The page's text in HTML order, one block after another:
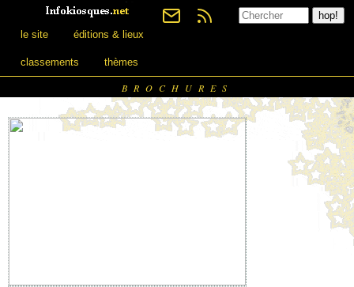
le site éditions & lieux
classements thèmes
BROCHURES